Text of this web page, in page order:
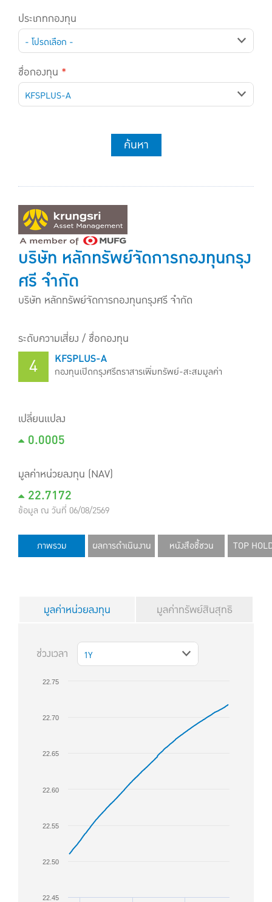
ประเภทกองทุน
- โปรดเลือก -
ชื่อกองทุน *
KFSPLUS-A
ค้นหา
บริษัท หลักทรัพย์จัดการกองทุนกรุง
ศรี จำกัด
บริษัท หลักทรัพย์จัดการกองทุนกรุงศรี จำกัด
ระดับความเสี่ยง / ชื่อกองทุน
4 KFSPLUS-A
กองทุนเปิดกรุงศรีตราสารเพิ่มทรัพย์-สะสมมูลค่า
เปลี่ยนแปลง
0.0005
มูลค่าหน่วยลงทุน (NAV)
22.7172
ข้อมูล ณ วันที่ 06/08/2569
ภาพรวม ผลการดำเนินงาน หนังสือชี้ชวน TOP
มูลค่าหน่วยลงทุน มูลค่าทรัพย์สินสุทธิ
ช่วงเวลา 1Y
22.45
22.50
22.55
22.60
22.65
22.70
22.75